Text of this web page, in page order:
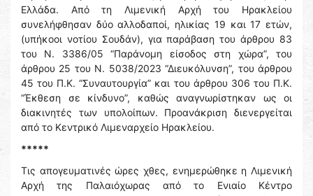
Ελλάδα. Από τη Λιμενική Αρχή του Ηρακλείου
συνελήφθησαν δύο αλλοδαποί, ηλικίας 19 και 17 ετών,
(υπήκοοι νοτίου Σουδάν), για παράβαση του άρθρου 83
του Ν. 3386/05 “Παράνομη είσοδος στη χώρα”, του
άρθρου 25 του Ν. 5038/2023 “Διευκόλυνση”, του άρθρου
45 του Π.Κ. “Συναυτουργία” και του άρθρου 306 του Π.Κ.
“Έκθεση σε κίνδυνο”, καθώς αναγνωρίστηκαν ως οι
διακινητές των υπολοίπων. Προανάκριση διενεργείται
από το Κεντρικό Λιμεναρχείο Ηρακλείου.
*****
Τις απογευματινές ώρες χθες, ενημερώθηκε η Λιμενική
Αρχή της Παλαιόχωρας από το Ενιαίο Κέντρο